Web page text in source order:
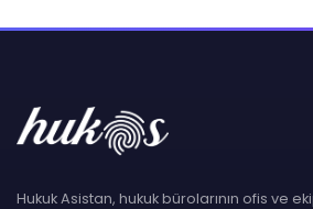
Hukuk Asistan, hukuk bürolarının ofis ve